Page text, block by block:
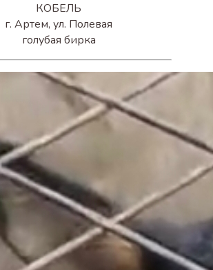
КОБЕЛЬ
г. Артем, ул. Полевая
голубая бирка